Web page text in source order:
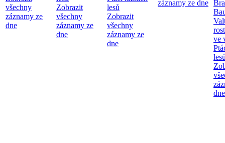
všechny
záznamy ze
dne
Zobrazit
všechny
záznamy ze
dne
lesů
Zobrazit
všechny
záznamy ze
dne
záznamy ze dne
ve
dne